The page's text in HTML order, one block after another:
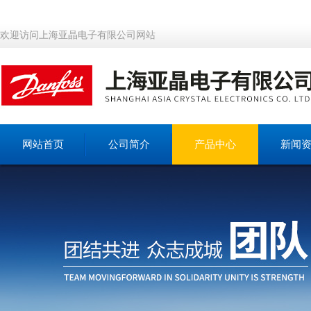
欢迎访问上海亚晶电子有限公司网站
网站首页 公司简介 产品中心 新闻